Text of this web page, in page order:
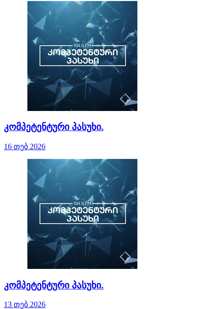
კომპეტენტური პასუხი.
16 თებ 2026
კომპეტენტური პასუხი.
13 თებ 2026